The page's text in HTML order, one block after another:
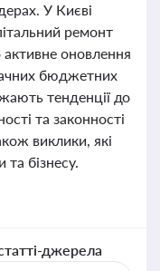
У Києві
ремонт
оновлення
бюджетних
тенденції до
та законності
виклики, які
бізнесу.
джерела